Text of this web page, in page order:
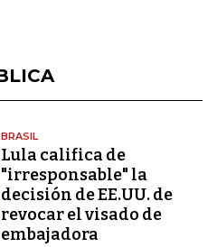
BRASIL
Lula califica de
"irresponsable" la
decisión de EE.UU. de
revocar el visado de
embajadora